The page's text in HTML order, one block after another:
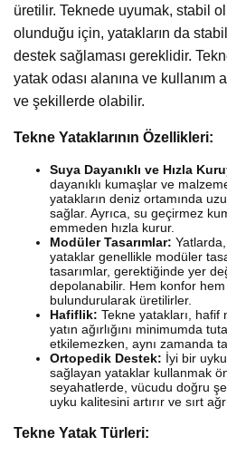
üretilir. Teknede uyumak, stabil
olunduğu için, yatakların da
destek sağlaması gereklidir.
yatak odası alanına ve kullanım
ve şekillerde olabilir.
Tekne Yataklarının Özellikleri:
Suya Dayanıklı ve Hızla
dayanıklı kumaşlar ve
yatakların deniz ortamında
sağlar. Ayrıca, su geçirmez
emmeden hızla kurur.
Modüler Tasarımlar:
yataklar genellikle modüler
tasarımlar, gerektiğinde yer
depolanabilir. Hem konfor
bulundurularak üretilirler.
Hafiflik: Tekne yatakları, hafif
yatın ağırlığını minimumda
etkilemezken, aynı zamanda
Ortopedik Destek: İyi bir
sağlayan yataklar kullanmak
seyahatlerde, vücudu doğru
uyku kalitesini artırır ve sırt
Tekne Yatak Türleri: